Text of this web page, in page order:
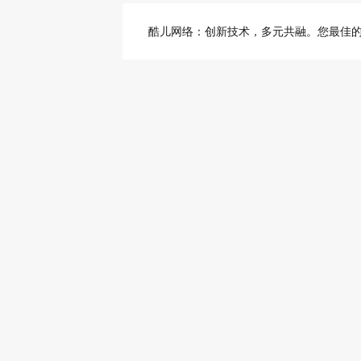
酷儿网络：创新技术，多元共融。您最佳的